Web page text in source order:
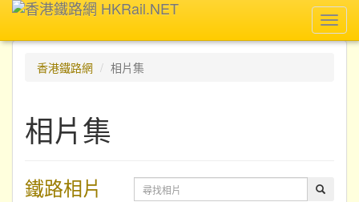
香港鐵路網
相片集
相片集
鐵路相片